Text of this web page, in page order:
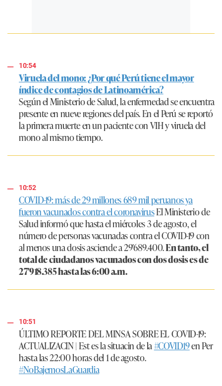
10:54
Viruela del mono: ¿Por qué Perú tiene el mayor
índice de contagios de Latinoamérica?
Según el Ministerio de Salud, la enfermedad se encuentra
presente en nueve regiones del país. En el Perú se reportó
la primera muerte en un paciente con VIH y viruela del
mono al mismo tiempo.
10:52
COVID-19: más de 29 millones 689 mil peruanos ya
fueron vacunados contra el coronavirusEl Ministerio de
Salud informó que hasta el miércoles 3 de agosto, el
número de personas vacunadas contra el COVID-19 con
al menos una dosis asciende a 29′689.400.En tanto, el
total de ciudadanos vacunados con dos dosis es de
27′918.385 hasta las 6:00 a.m.
10:51
ÚLTIMO REPORTE DEL MINSA SOBRE EL COVID-19:
ACTUALIZACIN | Est es la situacin de la#COVID19en Per
hasta las 22:00 horas del 1 de agosto.
#NoBajemosLaGuardia